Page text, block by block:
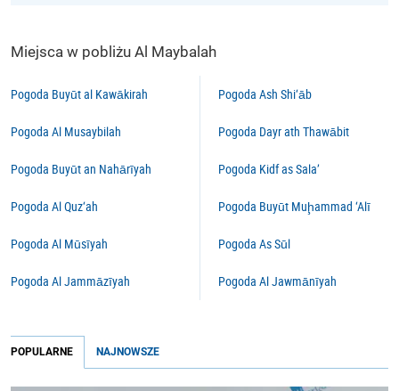
Miejsca w pobliżu Al Maybalah
Pogoda Buyūt al Kawākirah
Pogoda Al Musaybilah
Pogoda Buyūt an Nahārīyah
Pogoda Al Quz‘ah
Pogoda Al Mūsīyah
Pogoda Al Jammāzīyah
Pogoda Ash Shi‘āb
Pogoda Dayr ath Thawābit
Pogoda Kidf as Sala’
Pogoda Buyūt Muḩammad ‘Alī
Pogoda As Sūl
Pogoda Al Jawmānīyah
POPULARNE NAJNOWSZE